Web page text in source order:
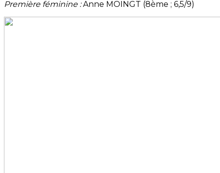
Première féminine :Anne MOINGT (8ème ; 6,5/9)